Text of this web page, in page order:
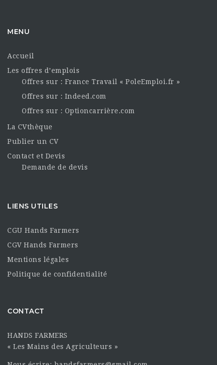
MENU
Accueil
Les offres d’emplois
Offres sur : France Travail « PoleEmploi.fr »
Offres sur : Indeed.com
Offres sur : Optioncarrière.com
La CVthèque
Publier un CV
Contact et Devis
Demande de devis
LIENS UTILES
CGU Hands Farmers
CGV Hands Farmers
Mentions légales
Politique de confidentialité
CONTACT
HANDS FARMERS
« Les Mains des Agriculteurs »